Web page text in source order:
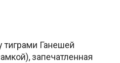
Ганешей
запечатленная